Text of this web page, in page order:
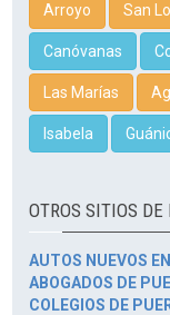
Arroyo San
Canóvanas
Las Marías
Isabela
OTROS SITIOS DE
AUTOS NUEVOS
ABOGADOS DE
COLEGIOS DE